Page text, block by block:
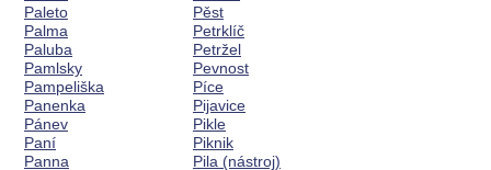
Paleto
Palma
Paluba
Pamlsky
Pampeliška
Panenka
Pánev
Paní
Panna
Pěst
Petrklíč
Petržel
Pevnost
Píce
Pijavice
Pikle
Piknik
Pila (nástroj)